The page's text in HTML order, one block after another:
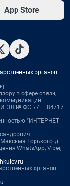
App Store
органов
в сфере связи,
ЭЛ № ФС 77 — 84717
"ИНТЕРНЕТ
Горького, д.
WhatsApp, Viber,
органов: